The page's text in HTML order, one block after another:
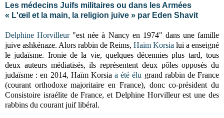
Les médecins Juifs militaires ou dans les Armées
« L'œil et la main, la religion juive » par Eden Shavit
Delphine Horvilleur"est née à Nancy en 1974" dans une famille
juive ashkénaze. Alors rabbin de Reims, Haïm Korsia lui a enseigné
le judaïsme. Ironie de la vie, quelques décennies plus tard, tous
deux auteurs médiatisés, ils représentent deux pôles opposés du
judaïsme : en 2014, Haïm Korsia a été élu grand rabbin de France
(courant orthodoxe majoritaire en France), donc co-président du
Consistoire israélite de France, et Delphine Horvilleur est une des
rabbins du courant juif libéral.